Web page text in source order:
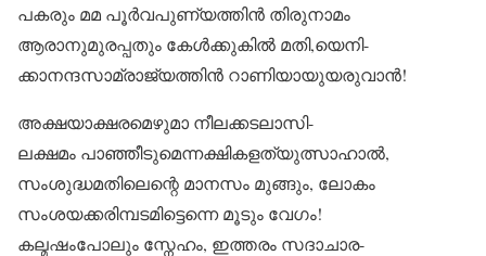
പകരും മമ പൂർവപുണ്യത്തിൻ തിരുനാമം
ആരാനുമുരപ്പതും കേൾക്കുകിൽ മതി,യെനി-
ക്കാനന്ദസാമ്രാജ്യത്തിൻ റാണിയായുയരുവാൻ!
അക്ഷയാക്ഷരമെഴുമാ നീലക്കടലാസി-
ലക്ഷമം പാഞ്ഞീടുമെന്നക്ഷികളത്യുത്സാഹാൽ,
സംശുദ്ധമതിലെന്റെ മാനസം മുങ്ങും, ലോകം
സംശയക്കരിമ്പടമിട്ടെന്നെ മൂടും വേഗം!
കല്മഷംപോലും സ്നേഹം, ഇത്തരം സദാചാര-